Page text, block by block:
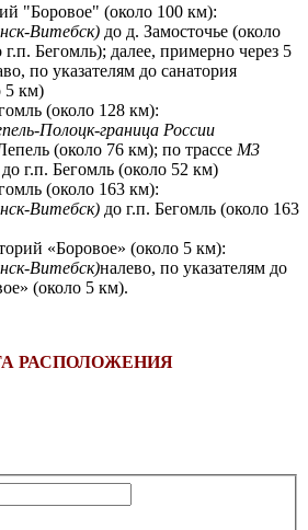
"Боровое" (около 100 км):
Витебск) до д. Замосточье (около
Бегомль); далее, примерно через 5
по указателям до санатория
5 км)
(около 128 км):
Полоцк-граница России
(около 76 км); по трассе М3
до г.п. Бегомль (около 52 км)
(около 163 км):
Витебск) до г.п. Бегомль (около 163
«Боровое» (около 5 км):
Витебск)налево, по указателям до
(около 5 км).
РАСПОЛОЖЕНИЯ